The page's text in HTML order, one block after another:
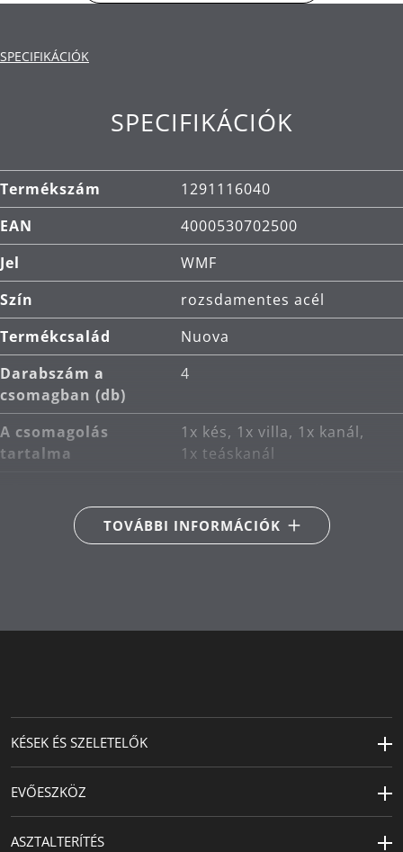
Tisztítás: mosogatógépben mosható.
SPECIFIKÁCIÓK
SPECIFIKÁCIÓK
Termékszám
1291116040
EAN
4000530702500
Jel
WMF
Szín
rozsdamentes acél
Termékcsalád
Nuova
Darabszám a
csomagban (db)
4
A csomagolás
tartalma
1x kés, 1x villa, 1x kanál,
1x teáskanál
Cromargan® 18/10
Termékápolás
mosogatógépben
TOVÁBBI INFORMÁCIÓK
KÉSEK ÉS SZELETELŐK
EVŐESZKÖZ
ASZTALTERÍTÉS